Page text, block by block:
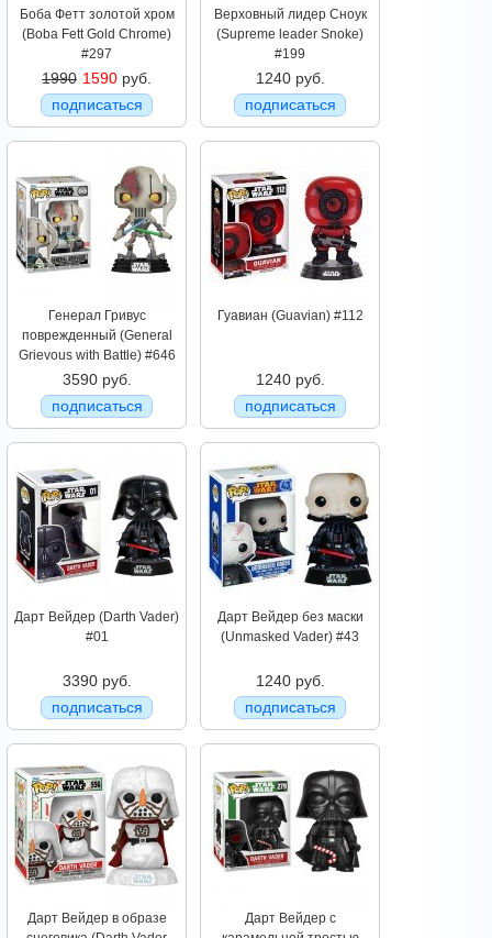
Боба Фетт золотой хром
(Boba Fett Gold Chrome)
#297
1990 1590 руб.
подписаться
Верховный лидер Сноук
(Supreme leader Snoke)
#199
1240 руб.
подписаться
Генерал Гривус
поврежденный (General
Grievous with Battle) #646
3590 руб.
подписаться
Гуавиан (Guavian) #112
1240 руб.
подписаться
Дарт Вейдер (Darth Vader)
#01
3390 руб.
подписаться
Дарт Вейдер без маски
(Unmasked Vader) #43
1240 руб.
подписаться
Дарт Вейдер в образе
Дарт Вейдер с